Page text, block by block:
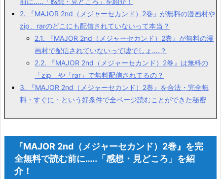
2. 『MAJOR 2nd（メジャーセカンド）2巻』が無料の漫画村や
zip、rarのどこにも配信されていないって本当？
2.1. 『MAJOR 2nd（メジャーセカンド）2巻』が無料の漫
画村で配信されていないって嘘でしょ….？
2.2. 『MAJOR 2nd（メジャーセカンド）2巻』は無料の
「zip」や「rar」で無料配信されてるの？
3. 『MAJOR 2nd（メジャーセカンド）2巻』を合法・完全無
料・すぐに・という好条件で全ページ読むことができた秘密
『MAJOR 2nd（メジャーセカンド）2巻』を完
全無料で読む前に…..「感想・見どころ」を紹
介！